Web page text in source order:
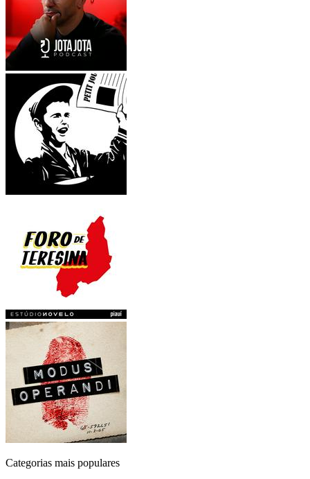
Categorias mais populares